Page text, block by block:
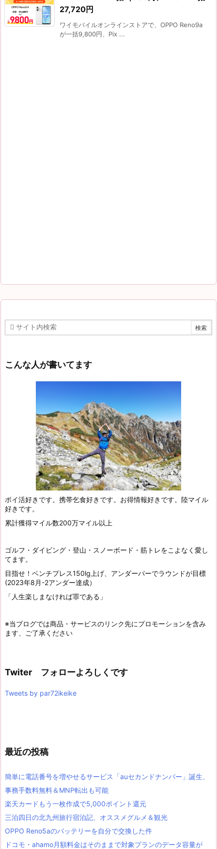
27,720円
ワイモバイルオンラインストアで、OPPO Reno9a
が一括9,800円、Pix ...
こんな人が書いてます
ポイ活好きです。携帯乞食好きです。お得情報好きです。陸マイル
好きです。
累計獲得マイル数200万マイル以上
ゴルフ・ダイビング・登山・スノーボード・筋トレをこよなく愛し
てます。
目指せ！ベンチプレス150lg上げ、アンダーパーでラウンドが目標
(2023年8月-2アンダー達成）
「人生楽しまなければ罪である」
※当ブログでは商品・サービスのリンク先にプロモーションを含み
ます、ご了承ください
Twiter フォローよろしくです
Tweets by par72ikeike
最近の投稿
簡単に電話番号を増やせるサービス「auセカンドナンバー」誕生、
事務手数料無料＆MNP転出も可能
楽天カードもう一枚作成で5,000ポイント還元
三泊四日の北九州旅行宿泊記、オススメグルメ＆観光
OPPO Reno5aのバッテリーを自分で交換した件
ドコモ・ahamo月額料金はそのままで対象プランのデータ容量が